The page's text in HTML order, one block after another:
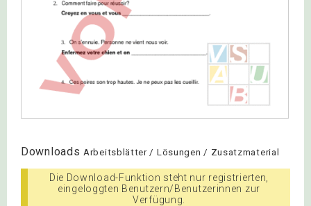
Downloads Arbeitsblätter / Lösungen / Zusatzmaterial
Die Download-Funktion steht nur registrierten,
eingeloggten Benutzern/Benutzerinnen zur
Verfügung.